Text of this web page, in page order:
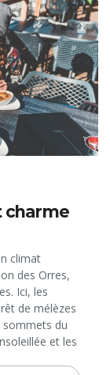
charme
climat
des Orres,
Ici, les
de mélèzes
sommets du
et les